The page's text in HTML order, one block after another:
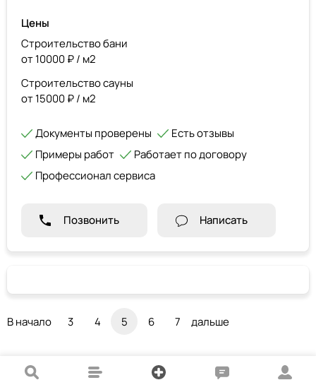
Цены
Строительство бани
от 10000 ₽ / м2
Строительство сауны
от 15000 ₽ / м2
Документы проверены
Есть отзывы
Примеры работ
Работает по договору
Профессионал сервиса
Позвонить Написать
В начало 3 4 5 6 7 дальше